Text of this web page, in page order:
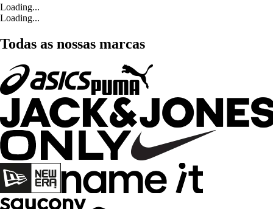
Loading...
Loading...
Todas as nossas marcas